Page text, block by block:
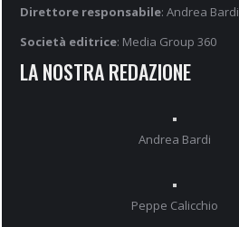
Direttore responsabile: Andrea Bardi
Società editrice: Media Group 360
LA NOSTRA REDAZIONE
Andrea Bardi
Peppe Calicchio